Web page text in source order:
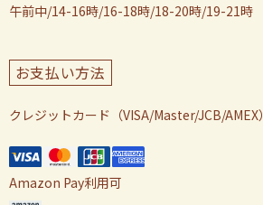
午前中/14-16時/16-18時/18-20時/19-21時
お支払い方法
クレジットカード（VISA/Master/JCB/AMEX）
Amazon Pay利用可